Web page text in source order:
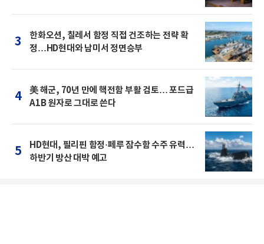
3
한화오션, 칠레서 함정 직접 건조하는 전략 확
정…HD현대와 남미서 정면승부
4
美 해군, 70년 만에 핵전함 부활 검토… 포드급
A1B 원자로 그대로 쓴다
5
HD현대, 필리핀 함정·페루 잠수함 수주 유력…
하반기 방산 대박 예고